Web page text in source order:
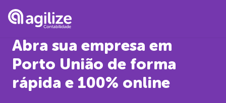
Abra sua empresa em
Porto União de forma
rápida e 100% online